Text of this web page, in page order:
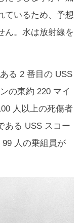
ているため、予想
ん。水は放射線を
る 2 番目の USS
の東約 220 マイ
人以上の死傷者
ある USS スコー
99 人の乗組員が